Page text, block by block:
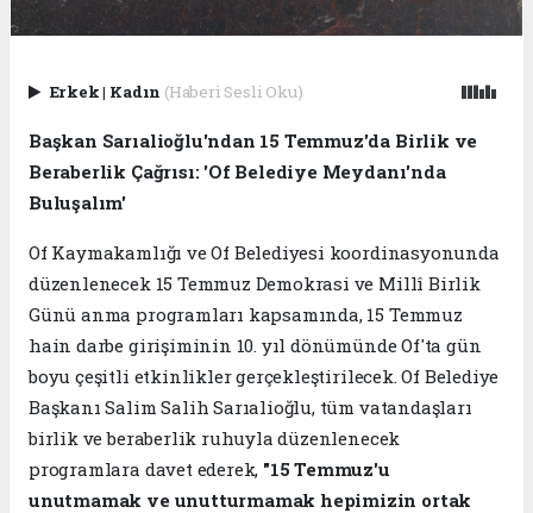
Erkek| Kadın (Haberi Sesli Oku)
Başkan Sarıalioğlu'ndan 15 Temmuz'da Birlik ve
Beraberlik Çağrısı: 'Of Belediye Meydanı'nda
Buluşalım'
Of Kaymakamlığı ve Of Belediyesi koordinasyonunda
düzenlenecek 15 Temmuz Demokrasi ve Millî Birlik
Günü anma programları kapsamında, 15 Temmuz
hain darbe girişiminin 10. yıl dönümünde Of'ta gün
boyu çeşitli etkinlikler gerçekleştirilecek. Of Belediye
Başkanı Salim Salih Sarıalioğlu, tüm vatandaşları
birlik ve beraberlik ruhuyla düzenlenecek
programlara davet ederek, "15 Temmuz'u
unutmamak ve unutturmamak hepimizin ortak